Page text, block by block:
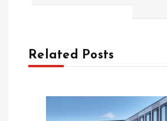
a
v
Related Posts